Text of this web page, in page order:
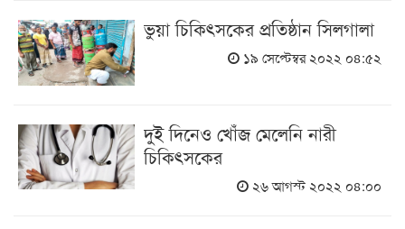
ভুয়া চিকিৎসকের প্রতিষ্ঠান সিলগালা
১৯ সেপ্টেম্বর ২০২২ ০৪:৫২
দুই দিনেও খোঁজ মেলেনি নারী
চিকিৎসকের
২৬ আগস্ট ২০২২ ০৪:০০